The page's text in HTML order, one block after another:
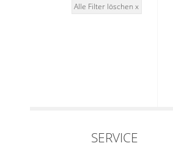
Alle Filter löschen x
SERVICE